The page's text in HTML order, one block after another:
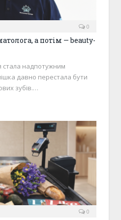
0
а потім — beauty-
стала надпотужним
давно перестала бути
зубів.…
0